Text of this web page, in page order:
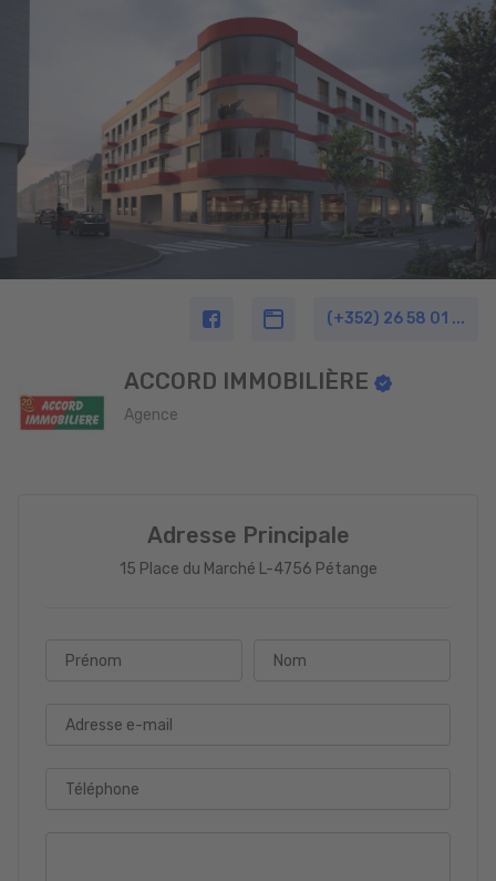
(+352) 26 58 01 ...
ACCORD IMMOBILIÈRE
Agence
Adresse Principale
15 Place du Marché L-4756 Pétange
Prénom Nom
Adresse e-mail
Téléphone